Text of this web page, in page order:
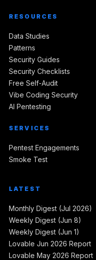
RESOURCES
Data Studies
Patterns
Security Guides
Security Checklists
Free Self-Audit
Vibe Coding Security
AI Pentesting
SERVICES
Pentest Engagements
Smoke Test
LATEST
Monthly Digest (Jul 2026)
Weekly Digest (Jun 8)
Weekly Digest (Jun 1)
Lovable Jun 2026 Report
Lovable May 2026 Report